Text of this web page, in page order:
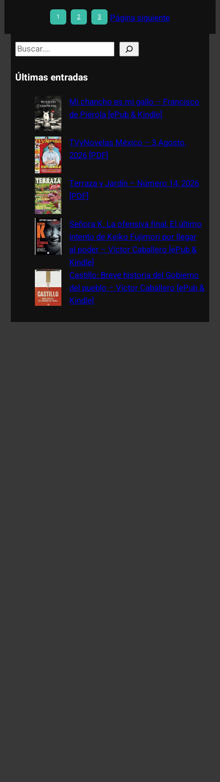
1 2 3 Página siguiente
S
e
a
Últimas entradas
Mi chancho es mi gallo – Francisco
de Piérola [ePub & Kindle]
TVyNovelas México – 3 Agosto,
2026 [PDF]
Terraza y Jardín – Número 14, 2026
[PDF]
Señora K. La ofensiva final, El último
intento de Keiko Fujimori por llegar
al poder – Víctor Caballero [ePub &
Kindle]
Castillo: Breve historia del Gobierno
del pueblo – Víctor Caballero [ePub &
Kindle]